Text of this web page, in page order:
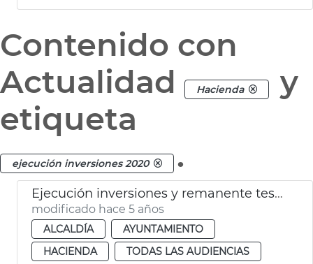
Contenido con
Actualidad
Hacienda
y
etiqueta
ejecución inversiones 2020 .
Ejecución inversiones y remanente tesorería 2020
modificado hace 5 años
ALCALDÍA
AYUNTAMIENTO
HACIENDA
TODAS LAS AUDIENCIAS